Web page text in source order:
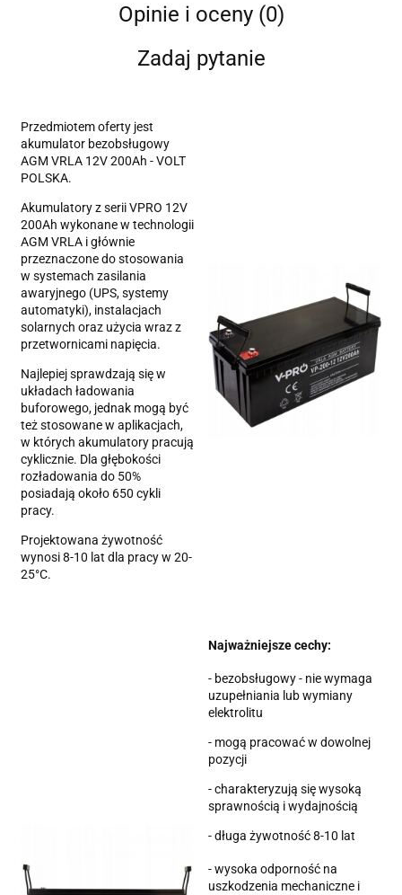
Opinie i oceny (0)
Zadaj pytanie
Przedmiotem oferty jest
akumulator bezobsługowy
AGM VRLA 12V 200Ah - VOLT
POLSKA.
Akumulatory z serii VPRO 12V
200Ah wykonane w technologii
AGM VRLA i głównie
przeznaczone do stosowania
w systemach zasilania
awaryjnego (UPS, systemy
automatyki), instalacjach
solarnych oraz użycia wraz z
przetwornicami napięcia.
Najlepiej sprawdzają się w
układach ładowania
buforowego, jednak mogą być
też stosowane w aplikacjach,
w których akumulatory pracują
cyklicznie. Dla głębokości
rozładowania do 50%
posiadają około 650 cykli
pracy.
Projektowana żywotność
wynosi 8-10 lat dla pracy w 20-
25°C.
Najważniejsze cechy:
- bezobsługowy - nie wymaga
uzupełniania lub wymiany
elektrolitu
- mogą pracować w dowolnej
pozycji
- charakteryzują się wysoką
sprawnością i wydajnością
- długa żywotność 8-10 lat
- wysoka odporność na
uszkodzenia mechaniczne i